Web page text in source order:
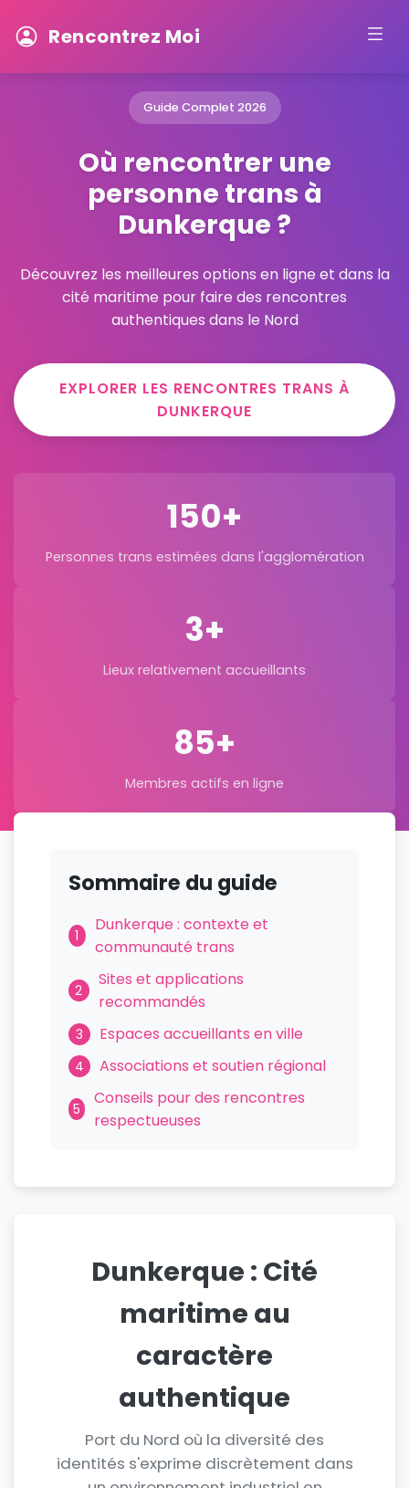
Rencontrez Moi
Guide Complet 2026
Où rencontrer une
personne trans à
Dunkerque ?
Découvrez les meilleures options en ligne et dans la
cité maritime pour faire des rencontres
authentiques dans le Nord
EXPLORER LES RENCONTRES TRANS À
DUNKERQUE
150+
Personnes trans estimées dans l'agglomération
3+
Lieux relativement accueillants
85+
Membres actifs en ligne
Sommaire du guide
1
Dunkerque : contexte et
communauté trans
2
Sites et applications
recommandés
3 Espaces accueillants en ville
4 Associations et soutien régional
5
Conseils pour des rencontres
respectueuses
Dunkerque : Cité
maritime au
caractère
authentique
Port du Nord où la diversité des
identités s'exprime discrètement dans